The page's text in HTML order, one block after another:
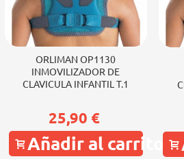
ORLIMAN OP1130
INMOVILIZADOR DE
CLAVICULA INFANTIL T.1
25,90 €
Añadir al carrito